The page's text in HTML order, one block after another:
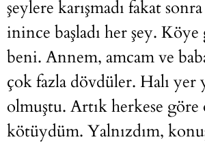
şeylere karışmadı fakat
inince başladı her şey.
beni. Annem, amcam ve
çok fazla dövdüler. Halı yer
olmuştu. Artık herkese
kötüydüm. Yalnızdım,